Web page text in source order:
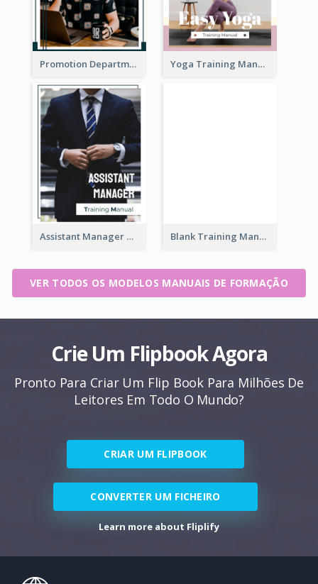
Promotion Department Training Manual Yoga Training Manual
Assistant Manager Training Manual Blank Training Manual
VER TODOS OS MODELOS MANUAIS DE FORMAÇÃO
Crie Um Flipbook Agora
Pronto Para Criar Um Flip Book Para Milhões De
Leitores Em Todo O Mundo?
CRIAR UM FLIPBOOK
CONVERTER UM FICHEIRO
Learn more about Fliplify